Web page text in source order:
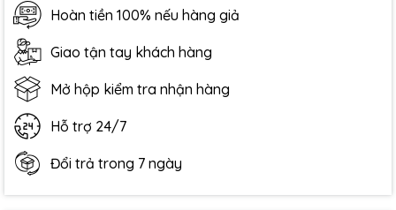
Hoàn tiền 100% nếu hàng giả
Giao tận tay khách hàng
Mở hộp kiểm tra nhận hàng
Hỗ trợ 24/7
Đổi trả trong 7 ngày